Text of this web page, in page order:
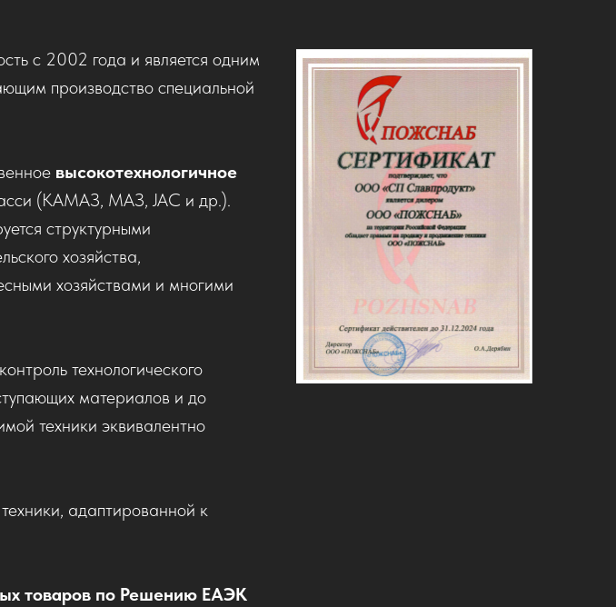
с 2002 года и является одним
производство специальной
высокотехнологичное
(КАМАЗ, МАЗ, JAC и др.).
структурными
хозяйства,
хозяйствами и многими
технологического
материалов и до
техники эквивалентно
адаптированной к
товаров по Решению ЕАЭК